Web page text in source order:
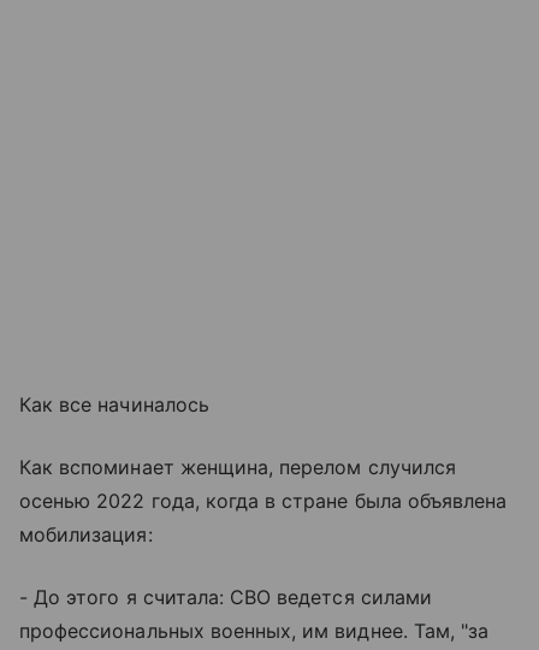
Как все начиналось
Как вспоминает женщина, перелом случился
осенью 2022 года, когда в стране была объявлена
мобилизация:
- До этого я считала: СВО ведется силами
профессиональных военных, им виднее. Там, "за